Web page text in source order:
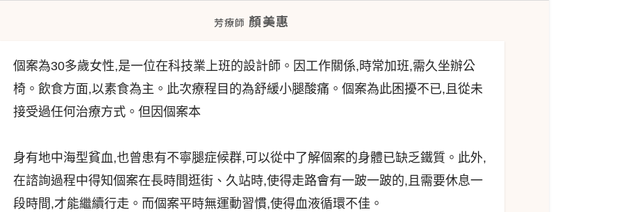
芳療師 顏美惠
個案為30多歲女性,是一位在科技業上班的設計師。因工作關係,時常加班,需久坐辦公
椅。飲食方面,以素食為主。此次療程目的為舒緩小腿酸痛。個案為此困擾不已,且從未
接受過任何治療方式。但因個案本
身有地中海型貧血,也曾患有不寧腿症候群,可以從中了解個案的身體已缺乏鐵質。此外,
在諮詢過程中得知個案在長時間逛街、久站時,使得走路會有一跛一跛的,且需要休息一
段時間,才能繼續行走。而個案平時無運動習慣,使得血液循環不佳。